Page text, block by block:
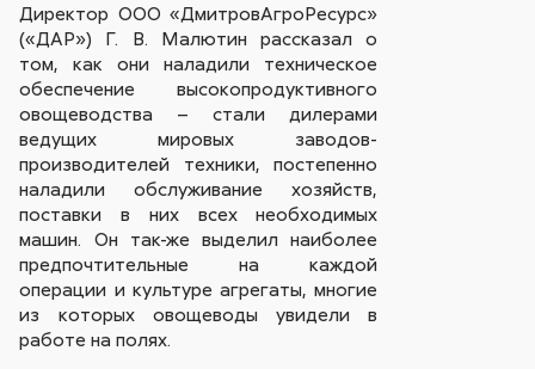
Директор ООО «ДмитровАгроРесурс»
(«ДАР») Г. В. Малютин рассказал о
том, как они наладили техническое
обеспечение высокопродуктивного
овощеводства – стали дилерами
ведущих мировых заводов-
производителей техники, постепенно
наладили обслуживание хозяйств,
поставки в них всех необходимых
машин. Он так-же выделил наиболее
предпочтительные на каждой
операции и культуре агрегаты, многие
из которых овощеводы увидели в
работе на полях.